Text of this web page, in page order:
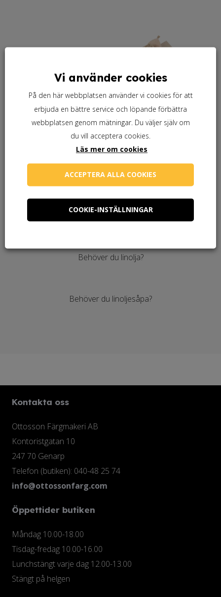
Behöver du en pensel?
Behöver du linolja?
Behöver du linoljesåpa?
Kontakta oss
Ottosson Färgmakeri AB
Kontoristgatan 10
247 70 Genarp
Telefon (butiken): 040-48 25 74
info@ottossonfarg.com
Öppettider butiken
Måndag 10.00-18.00
Tisdag-fredag 10.00-16.00
Lunchstängt varje dag 12.00-13.00
Stängt på helgen
Vi använder cookies
På den här webbplatsen använder vi cookies för att
erbjuda en bättre service och löpande förbättra
webbplatsen genom mätningar. Du väljer själv om
du vill acceptera cookies.
Läs mer om cookies
ACCEPTERA ALLA COOKIES
COOKIE-INSTÄLLNINGAR